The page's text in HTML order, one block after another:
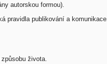
autorskou formou).
pravidla publikování a komunikace.
života.